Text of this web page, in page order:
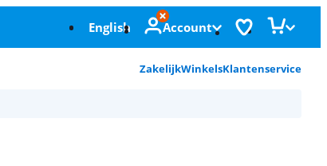
English Account
ZakelijkWinkelsKlantenservice